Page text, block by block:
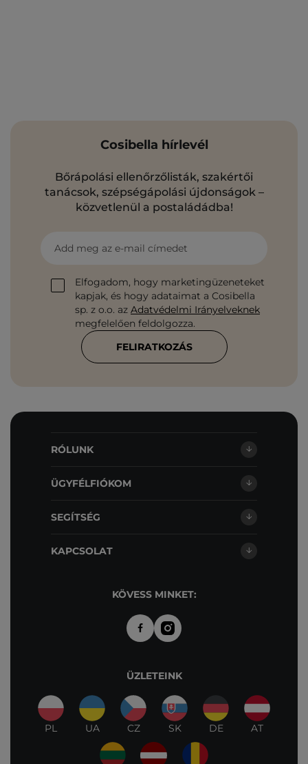
Cosibella hírlevél
Bőrápolási ellenőrzőlisták, szakértői
tanácsok, szépségápolási újdonságok –
közvetlenül a postaládádba!
Add meg az e-mail címedet
Elfogadom, hogy marketingüzeneteket
kapjak, és hogy adataimat a Cosibella
sp. z o.o. az Adatvédelmi Irányelveknek
megfelelően feldolgozza.
FELIRATKOZÁS
RÓLUNK
ÜGYFÉLFIÓKOM
SEGÍTSÉG
KAPCSOLAT
KÖVESS MINKET:
ÜZLETEINK
PL UA CZ SK DE AT